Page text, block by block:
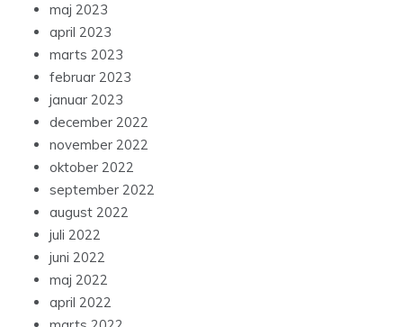
maj 2023
april 2023
marts 2023
februar 2023
januar 2023
december 2022
november 2022
oktober 2022
september 2022
august 2022
juli 2022
juni 2022
maj 2022
april 2022